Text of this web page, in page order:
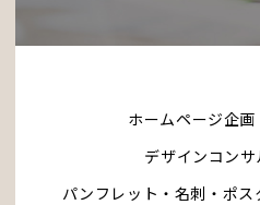
ホームページ企
デザインコン
パンフレット・名刺・ポ